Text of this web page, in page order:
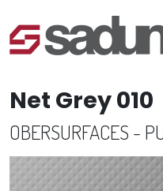
Net Grey 010
OBERSURFACES -